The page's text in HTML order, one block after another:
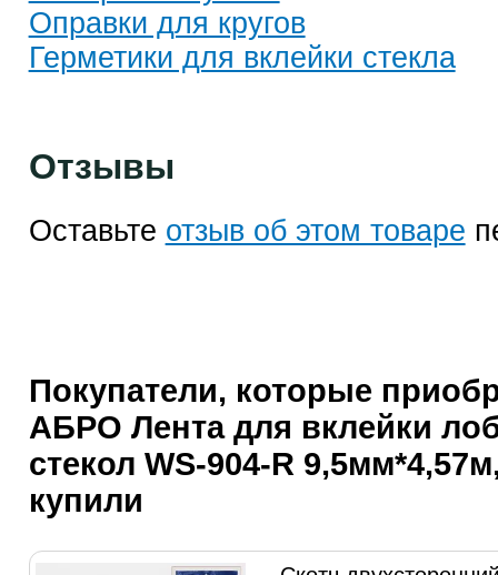
Оправки для кругов
Герметики для вклейки стекла
Отзывы
Оставьте отзыв об этом товаре
Покупатели, которые
АБРО Лента для вклейки
стекол WS-904-R
купили